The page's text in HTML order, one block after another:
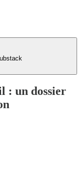
: un dossier